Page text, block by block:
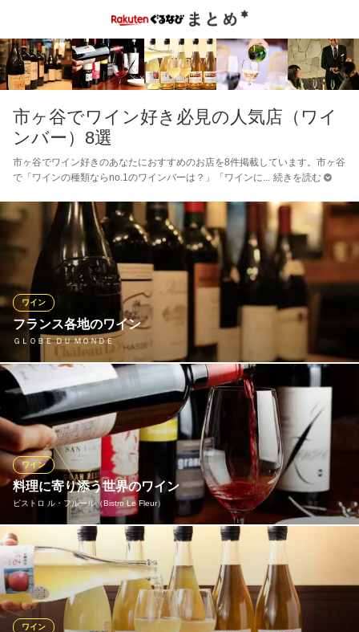
市ヶ谷でワイン好き必見の人気店（ワイ
ンバー）8選
市ヶ谷でワイン好きのあなたにおすすめのお店を8件掲載しています。市ヶ谷
で「ワインの種類ならno.1のワインバーは？」「ワインに
続きを読む
フランス各地のワイン
ＧＬＯＢＥ ＤＵ ＭＯＮＤＥ
ワイン
フランス各地のワインを１００種類以上取り揃えております。お
料理に合う、お気に入りの1本を見つけてください。グラスワイ
ン、デキャンタワインもご用意しています！
ＧＬＯＢＥ ＤＵ ＭＯＮＤＥ
フランス料理
ＪＲ市ヶ谷駅 徒歩7分
東京都千代田区九段北4-3-17 明君モナーク九段101
料理に寄り添う世界のワイン
ビストロ ル・フルール（Bistro Le Fleur）
ワイン
お料理をさらに引き立てるため、世界各国からコストパフォーマ
ンスの高いワインを厳選。 ヨーロッパを中心に、味わいのバリエ
ーション豊かに取り揃えています。 グラスワインも充実している
ので、お一人様でも気軽に様々な種類をお楽しみいただけます。
ワイン